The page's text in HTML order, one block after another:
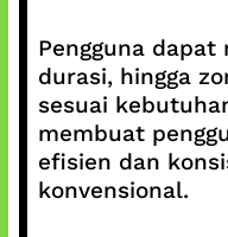
Pengguna
durasi, hingga
sesuai
membuat
efisien dan
konvensional.